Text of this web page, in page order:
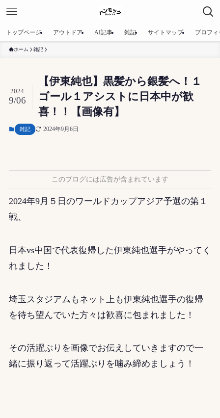
トップページ アウトドア AI記事 雑記 サイトマップ プロフィ
ホーム 雑記
【伊東純也】黒髪から銀髪へ！１
ゴール１アシストに日本中が歓
喜！！【画像有】
2024
9/06
雑記 2024年9月6日
このブログには広告が含まれています
2024年9月５日のワールドカップアジア予選の第１
戦、
日本vs中国で代表復帰した伊東純也選手がやってく
れました！
埼玉スタジアムもネット上も伊東純也選手の復帰
を待ち望んでいた方々は歓喜に包まれました！
その活躍ぶりを画像でお伝えしていきますので一
緒に振り返って活躍ぶりを噛み締めましょう！